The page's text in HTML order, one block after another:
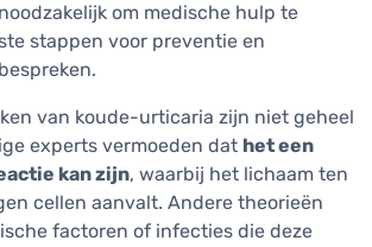
om medische hulp te
stappen voor preventie en
van koude-urticaria zijn niet geheel
experts vermoeden dat het een
kan zijn, waarbij het lichaam ten
cellen aanvalt. Andere theorieën
factoren of infecties die deze